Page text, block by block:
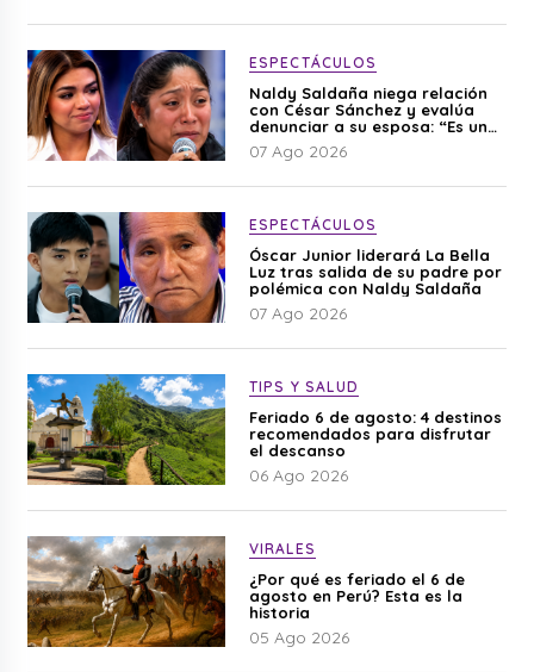
ESPECTÁCULOS
Naldy Saldaña niega relación
con César Sánchez y evalúa
denunciar a su esposa: “Es una
difamación”
07 Ago 2026
ESPECTÁCULOS
Óscar Junior liderará La Bella
Luz tras salida de su padre por
polémica con Naldy Saldaña
07 Ago 2026
TIPS Y SALUD
Feriado 6 de agosto: 4 destinos
recomendados para disfrutar
el descanso
06 Ago 2026
VIRALES
¿Por qué es feriado el 6 de
agosto en Perú? Esta es la
historia
05 Ago 2026